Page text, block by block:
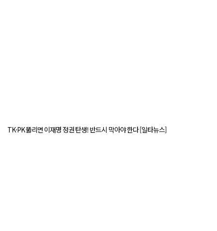
TK·PK 뚫리면 이재명 정권 탄생! 반드시 막아야 한다 [일타뉴스]